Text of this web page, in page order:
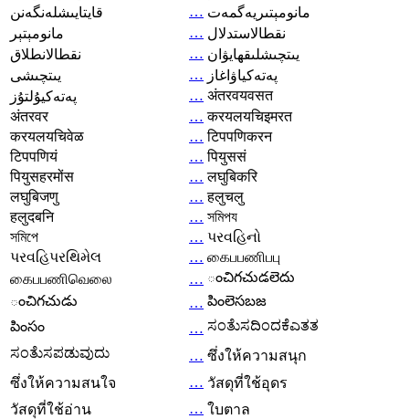
قايتايىشلەنگەنن
… مانومېتىريەگمەت
مانومېتېر
… نقطالاستدلال
نقطالانطلاق
… يىتچىشلىقھايۋان
يىتچىشى
… پەتەكياۋاغاز
پەتەكيۇلتۇز
… अंतरवयवसत
अंतरवर
… करयलयचिइमरत
करयलयचिवेळ
… टिपपणिकरन
टिपपणियं
… पियुससं
पियुसहरमोंस
… लघुबिकरि
लघुबिजणु
… हलुचलु
हलुदबनि
… সমিপয
সমিপে
… પરવહિનો
પરવહિપરથિમેલ
… கைபபணிபபு
கைபபணிவெலை
… ంచిగచుడలెదు
ంచిగచుడు
… పింలెసబజ
పింసం
… ಸಂತೆುಸದಿಂದಕೆಎತತ
ಸಂತೆುಸಪಡುವುದು
… ซึ่งให้ความสนุก
ซึ่งให้ความสนใจ
… วัสดุที่ใช้อุดร
วัสดุที่ใช้อ่าน
… ใบตาล